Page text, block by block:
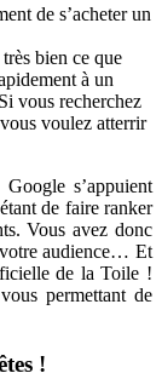
de s’acheter un
bien ce que
à un
vous recherchez
voulez atterrir
Google s’appuient
de faire ranker
Vous avez donc
audience… Et
de la Toile !
permettant de
!